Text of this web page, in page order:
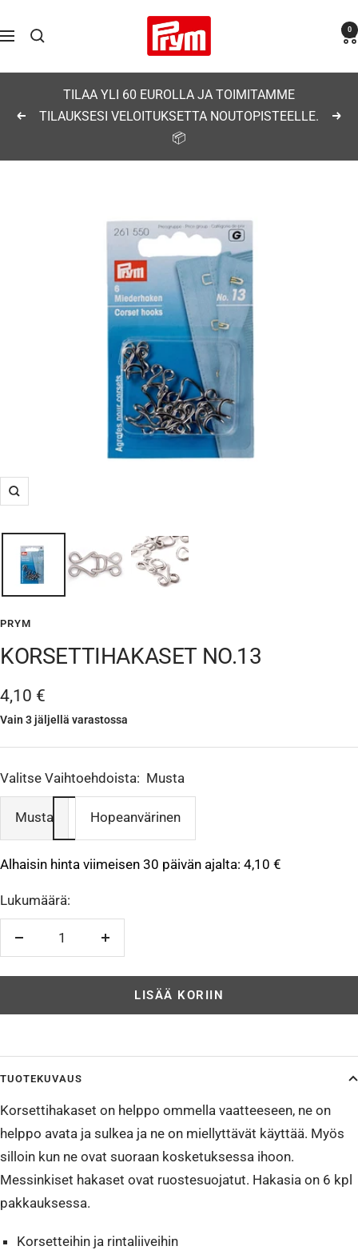
sisältöön
Navigaatio
Prym 0
Edellinen
TILAA YLI 60 EUROLLA JA TOIMITAMME
TILAUKSESI VELOITUKSETTA NOUTOPISTEELLE.
📦
Suurenna
PRYM
KORSETTIHAKASET NO.13
Alennushinta
4,10 €
Vain 3 jäljellä varastossa
Valitse Vaihtoehdoista: Musta
Musta Hopeanvärinen
Alhaisin hinta viimeisen 30 päivän ajalta: 4,10 €
Lukumäärä:
Vähennä
LISÄÄ KORIIN
TUOTEKUVAUS
Korsettihakaset on helppo ommella vaatteeseen, ne on
helppo avata ja sulkea ja ne on miellyttävät käyttää. Myös
silloin kun ne ovat suoraan kosketuksessa ihoon.
Messinkiset hakaset ovat ruostesuojatut. Hakasia on 6 kpl
pakkauksessa.
Korsetteihin ja rintaliiveihin